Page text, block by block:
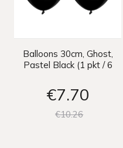
Balloons 30cm, Ghost,
Pastel Black (1 pkt / 6
€7 70
€1026